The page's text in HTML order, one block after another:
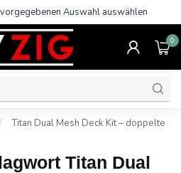
Auswahl auswählen
0
/
Titan Dual Mesh Deck Kit – doppelte
Titan Dual